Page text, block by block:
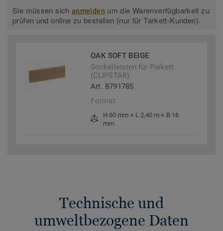
Sie müssen sichanmelden um die Warenverfügbarkeit zu
prüfen und online zu bestellen (nur für Tarkett-Kunden).
OAK SOFT BEIGE
Sockelleisten für Parkett
(CLIPSTAR)
Art. 8791785
Format
H 60 mm × L 2,40 m × B 16
mm
Technische und
umweltbezogene Daten